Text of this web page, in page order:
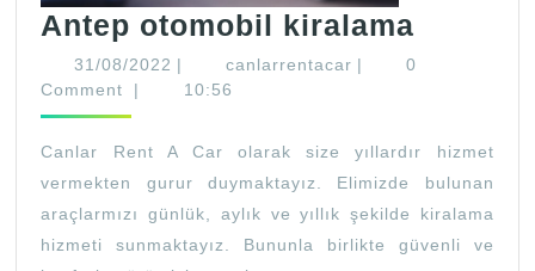
Antep otomobil kiralama
31/08/2022 31/08/2022
| canlarrentacar canlarrentacar
|
0
Comment
| 10:56
Canlar Rent A Car olarak size yıllardır hizmet
vermekten gurur duymaktayız. Elimizde bulunan
araçlarmızı günlük, aylık ve yıllık şekilde kiralama
hizmeti sunmaktayız. Bununla birlikte güvenli ve